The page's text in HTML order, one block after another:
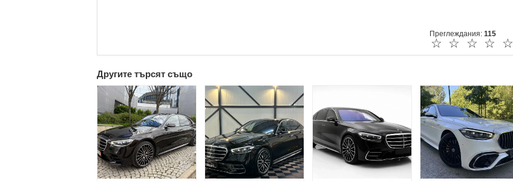
Преглеждания: 115
☆
☆
☆
☆
☆
Другите търсят също